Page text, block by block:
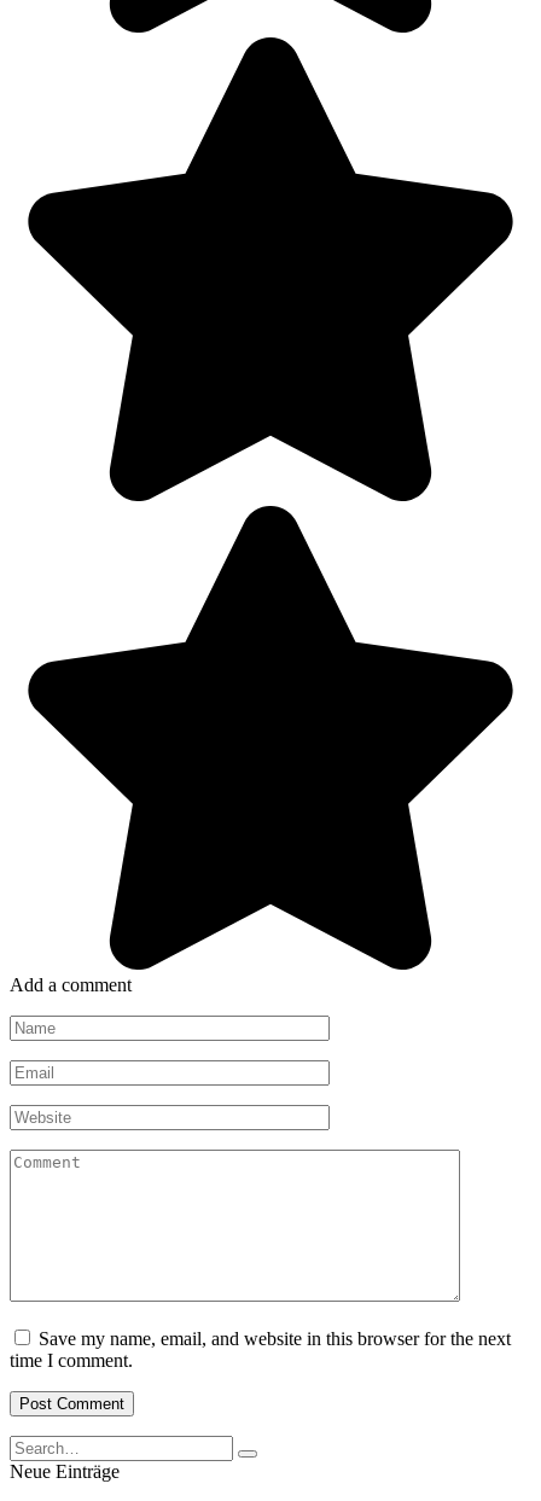
Add a comment
Name
*
Email
*
Website
Comment
Save my name, email, and website in this browser for the next
time I comment.
Search
for:
Neue Einträge